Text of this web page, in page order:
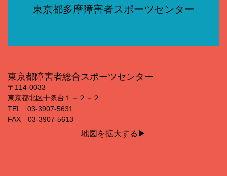
東京都多摩障害者スポーツセンター
東京都障害者総合スポーツセンター
〒114‐0033
東京都北区十条台１－２－２
TEL 03‐3907‐5631
FAX 03‐3907‐5613
地図を拡大する